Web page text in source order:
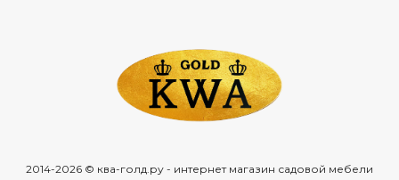
2014-2026 © ква-голд.ру - интернет магазин садовой мебели